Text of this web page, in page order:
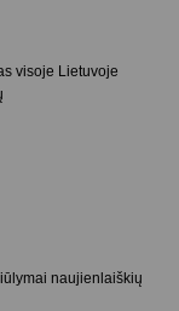
visoje Lietuvoje
naujienlaiškių